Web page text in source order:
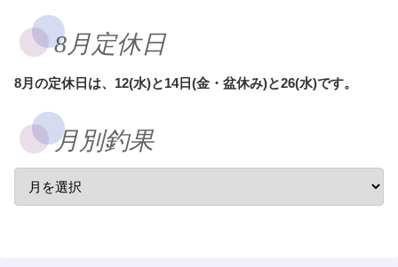
8月定休日
8月の定休日は、12(水)と14日(金・盆休み)と26(水)です。
月別釣果